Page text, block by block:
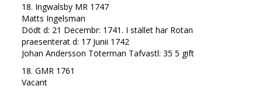
18. Ingwalsby MR 1747
Matts Ingelsman
Dödt d: 21 Decembr: 1741. I stället har Rotan
praesenterat d: 17 Junii 1742
Johan Andersson Töterman Tafvastl: 35 5 gift
18. GMR 1761
Vacant